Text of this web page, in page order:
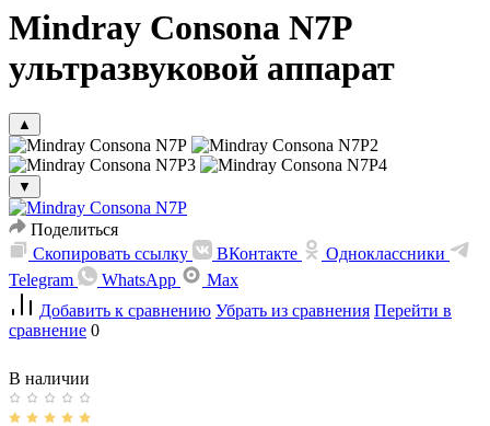
Mindray Consona N7P
ультразвуковой аппарат
▲
▼
Поделиться
Скопировать ссылку
ВКонтакте
Одноклассники
Telegram
WhatsApp
Max
Добавить к сравнению Убрать из сравнения Перейти в
сравнение 0
В наличии